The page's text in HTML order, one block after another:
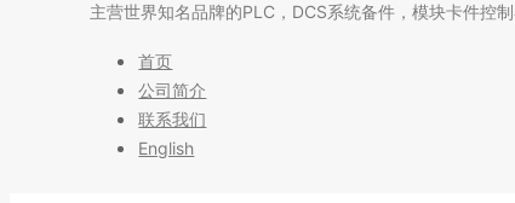
主营世界知名品牌的PLC，DCS系统备件，模块卡件控
首页
公司简介
联系我们
English